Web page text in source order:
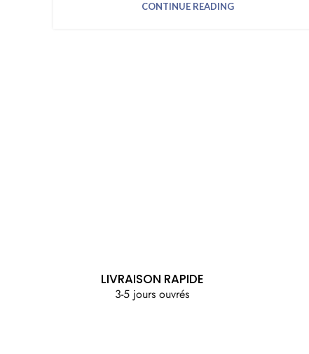
CONTINUE READING
LIVRAISON RAPIDE
3-5 jours ouvrés